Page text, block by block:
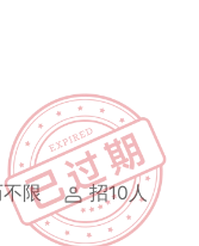
限 招10人